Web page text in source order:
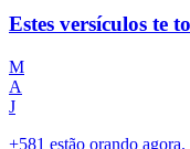
Estes versículos te
M
A
J
+581 estão orando agora.